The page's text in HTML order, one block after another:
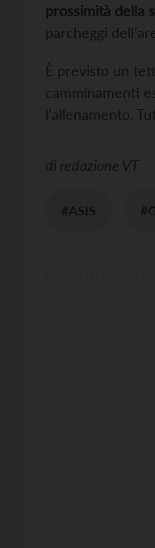
prossimità della
parcheggi
È previsto un
camminamenti
l’allenamento.
di redazione VT
#ASIS